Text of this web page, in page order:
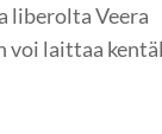
liberolta Veera
voi laittaa